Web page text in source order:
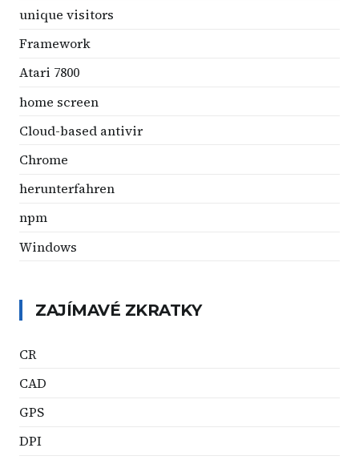
unique visitors
Framework
Atari 7800
home screen
Cloud-based antivir
Chrome
herunterfahren
npm
Windows
ZAJÍMAVÉ ZKRATKY
CR
CAD
GPS
DPI